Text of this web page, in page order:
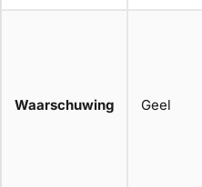
Waarschuwing Geel